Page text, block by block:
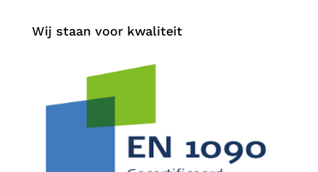
Wij staan voor kwaliteit